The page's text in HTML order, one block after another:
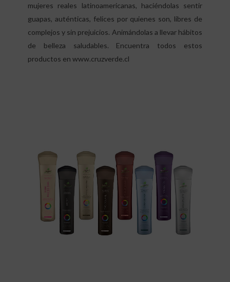
mujeres reales latinoamericanas, haciéndolas sentir
guapas, auténticas, felices por quienes son, libres de
complejos y sin prejuicios. Animándolas a llevar hábitos
de belleza saludables. Encuentra todos estos
productos en www.cruzverde.cl